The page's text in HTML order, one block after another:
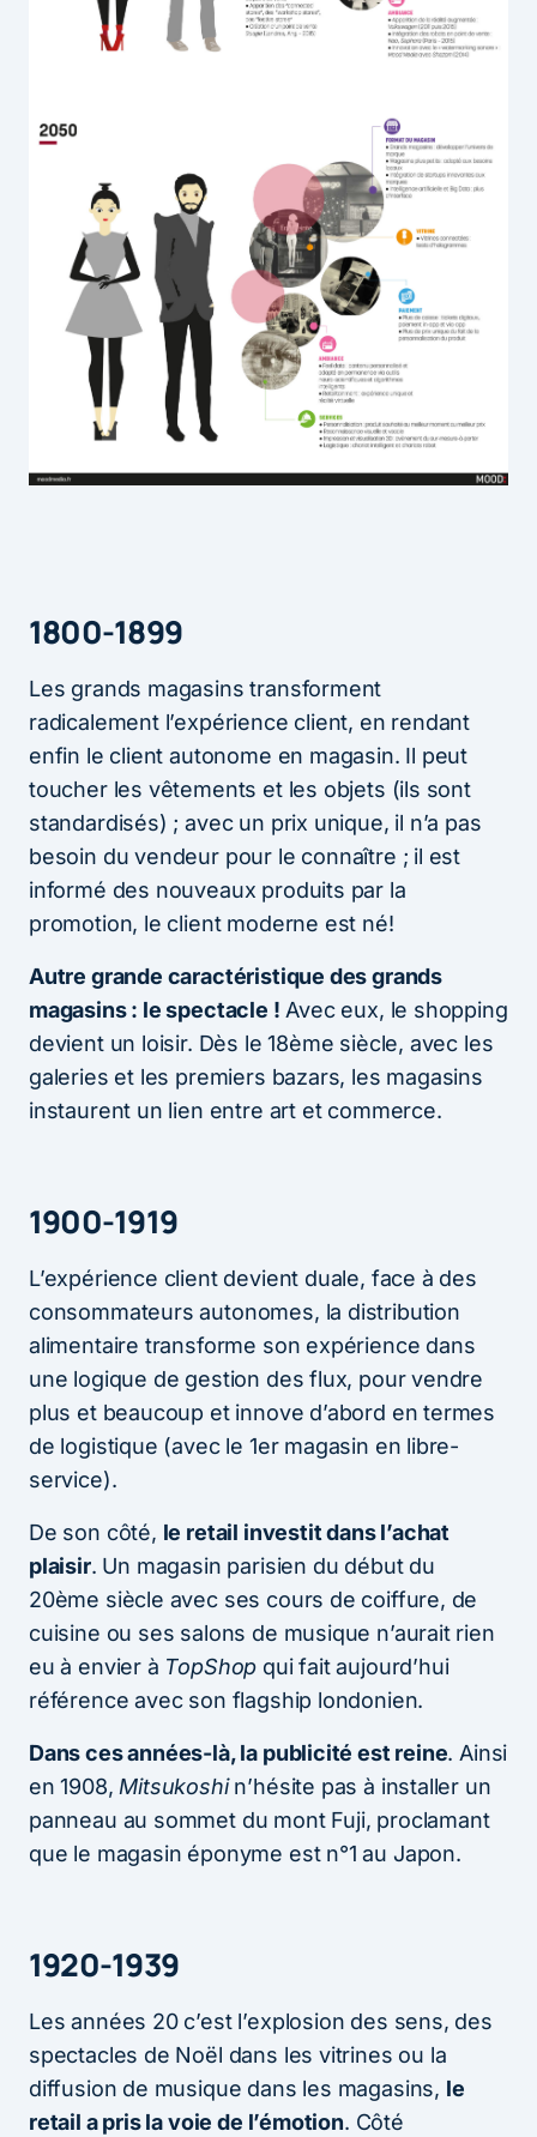
1800-1899
Les grands magasins transforment
radicalement l’expérience client, en rendant
enfin le client autonome en magasin. Il peut
toucher les vêtements et les objets (ils sont
standardisés) ; avec un prix unique, il n’a pas
besoin du vendeur pour le connaître ; il est
informé des nouveaux produits par la
promotion, le client moderne est né!
Autre grande caractéristique des grands
magasins : le spectacle ! Avec eux, le shopping
devient un loisir. Dès le 18ème siècle, avec les
galeries et les premiers bazars, les magasins
instaurent un lien entre art et commerce.
1900-1919
L’expérience client devient duale, face à des
consommateurs autonomes, la distribution
alimentaire transforme son expérience dans
une logique de gestion des flux, pour vendre
plus et beaucoup et innove d’abord en termes
de logistique (avec le 1er magasin en libre-
service).
De son côté, le retail investit dans l’achat
plaisir. Un magasin parisien du début du
20ème siècle avec ses cours de coiffure, de
cuisine ou ses salons de musique n’aurait rien
eu à envier à TopShop qui fait aujourd’hui
référence avec son flagship londonien.
Dans ces années-là, la publicité est reine. Ainsi
en 1908, Mitsukoshin’hésite pas à installer un
panneau au sommet du mont Fuji, proclamant
que le magasin éponyme est n°1 au Japon.
1920-1939
Les années 20 c’est l’explosion des sens, des
spectacles de Noël dans les vitrines ou la
diffusion de musique dans les magasins, le
retail a pris la voie de l’émotion. Côté